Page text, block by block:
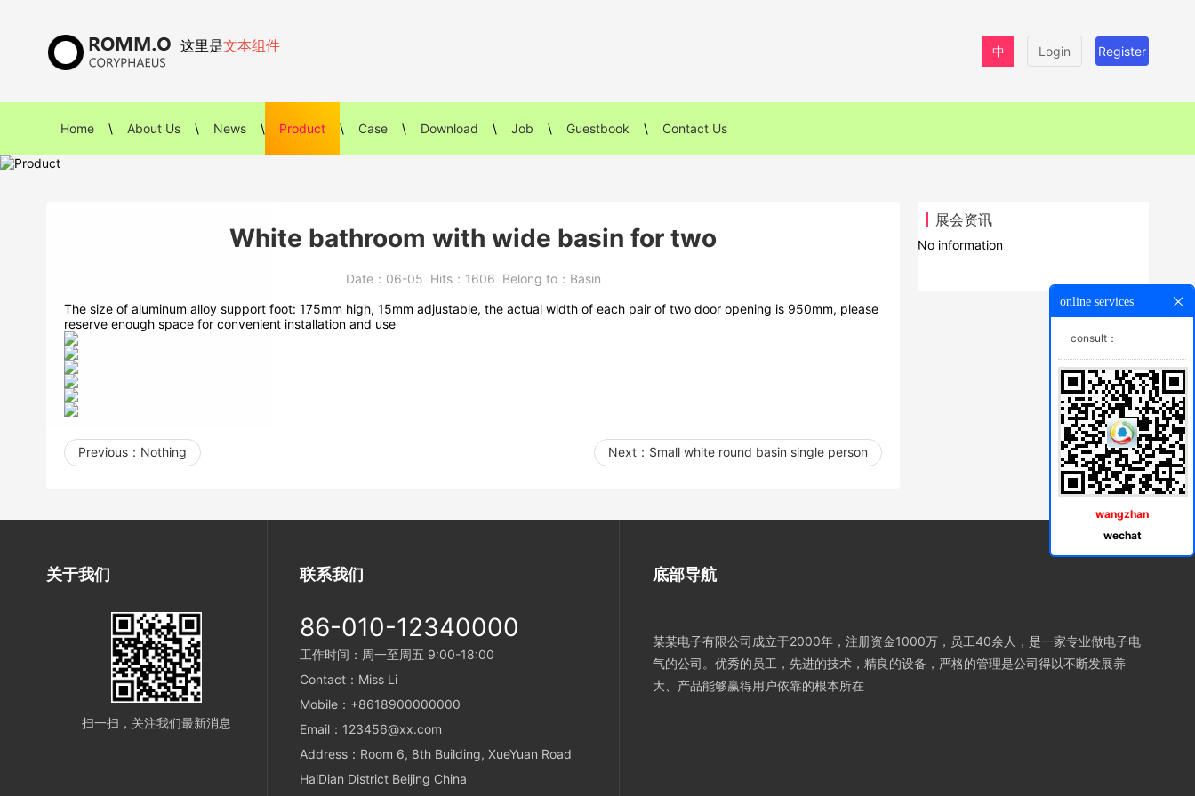
Login Register
中
这里是文本组件
Home \ About Us \ News \ Product \ Case \ Download \ Job \ Guestbook \ Contact Us
展会资讯
No information
White bathroom with wide basin for two
Date： 06-05 Hits： 1606 Belong to： Basin
The size of aluminum alloy support foot: 175mm high, 15mm adjustable, the actual width of each pair of two door opening is 950mm, please
reserve enough space for convenient installation and use
Previous： Nothing Next： Small white round basin single person
关于我们
扫一扫，关注我们最新消息
联系我们
86-010-12340000
工作时间：周一至周五 9:00-18:00
Contact：Miss Li
Mobile：+8618900000000
Email：123456@xx.com
Address：Room 6, 8th Building, XueYuan Road
HaiDian District Beijing China
底部导航
某某电子有限公司成立于2000年，注册资金1000万，员工40余人，是一家专业做电子电
气的公司。优秀的员工，先进的技术，精良的设备，严格的管理是公司得以不断发展养
大、产品能够赢得用户依靠的根本所在
online services
consult：
wangzhan
wechat